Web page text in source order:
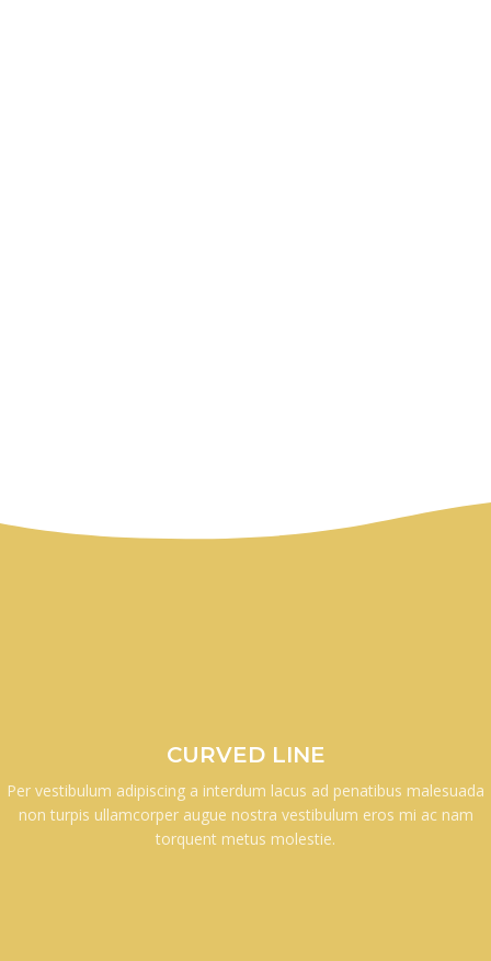
CURVED LINE
Per vestibulum adipiscing a interdum lacus ad penatibus malesuada
non turpis ullamcorper augue nostra vestibulum eros mi ac nam
torquent metus molestie.